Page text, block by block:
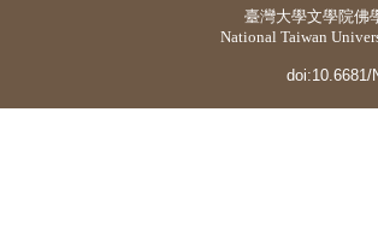
臺灣大學文學院佛
National Taiwan
doi:10.6681/